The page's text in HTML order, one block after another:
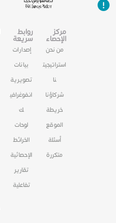
مركز
الإحصاء
من نحن
استراتيجيت
نا
شركاؤنا
خريطة
الموقع
أسئلة
متكررة
روابط
سريعة
إصدارات
بيانات
تصويرية
انفوغرافي
ك
لوحات
الخرائط
الإحصائية
تقارير
تفاعلية